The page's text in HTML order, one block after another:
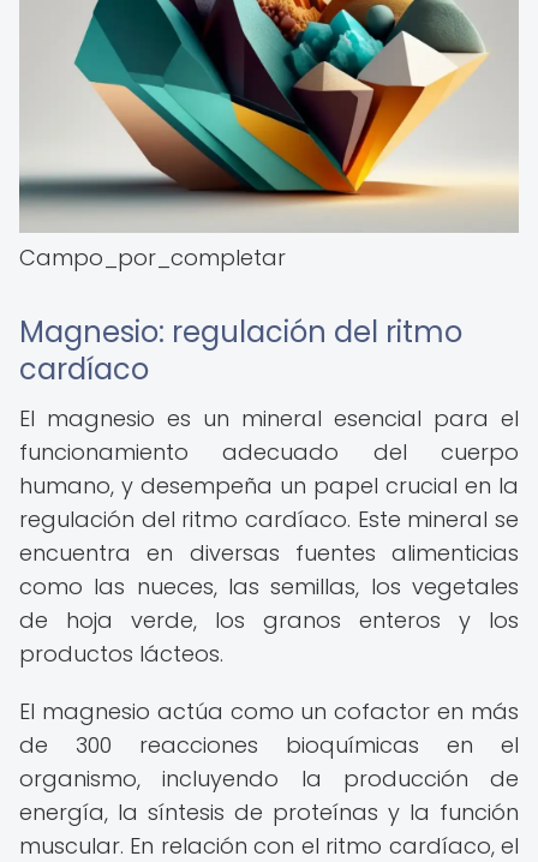
Campo_por_completar
Magnesio: regulación del ritmo
cardíaco
El magnesio es un mineral esencial para el
funcionamiento adecuado del cuerpo
humano, y desempeña un papel crucial en la
regulación del ritmo cardíaco. Este mineral se
encuentra en diversas fuentes alimenticias
como las nueces, las semillas, los vegetales
de hoja verde, los granos enteros y los
productos lácteos.
El magnesio actúa como un cofactor en más
de 300 reacciones bioquímicas en el
organismo, incluyendo la producción de
energía, la síntesis de proteínas y la función
muscular. En relación con el ritmo cardíaco, el